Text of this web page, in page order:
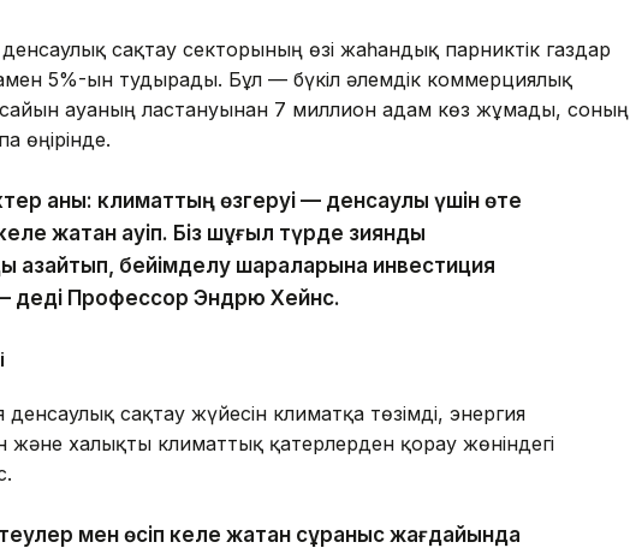
сақтау секторының өзі жаһандық парниктік газдар
5%-ын тудырады. Бұл — бүкіл әлемдік коммерциялық
ауаның ластануынан 7 миллион адам көз жұмады, соның
өңірінде.
анық: климаттың өзгеруі — денсаулық үшін өте
жатқан қауіп. Біз шұғыл түрде зиянды
азайтып, бейімделу шараларына инвестиция
деді Профессор Эндрю Хейнс.
сақтау жүйесін климатқа төзімді, энергия
халықты климаттық қатерлерден қорғау жөніндегі
мен өсіп келе жатқан сұраныс жағдайында